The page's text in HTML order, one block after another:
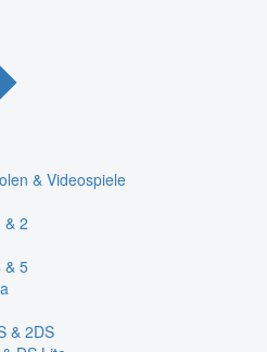
& Videospiele
& 2
& 5
& 2DS